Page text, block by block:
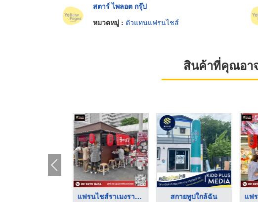
สตาร์ ไพลอต กรุ๊ป
หมวดหมู่ : ตัวแทนแฟรนไชส์
สินค้าที่คุณอา
แฟรนไชส์ราเมงยอดฮิต
แฟรนไชส์ราเมงราคาถูก
สกายทูปใกล้ฉัน